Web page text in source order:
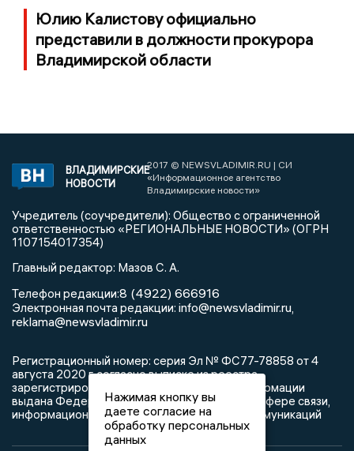
Юлию Калистову официально
представили в должности прокурора
Владимирской области
ВЛАДИМИРСКИЕ
НОВОСТИ
2017 © NEWSVLADIMIR.RU | СИ
«Информационное агентство
Владимирские новости»
Учредитель (соучредители): Общество с ограниченной
ответственностью «РЕГИОНАЛЬНЫЕ НОВОСТИ» (ОГРН
1107154017354)
Главный редактор: Мазов С. А.
Телефон редакции:8 (4922) 666916
Электронная почта редакции: info@newsvladimir.ru,
reklama@newsvladimir.ru
Регистрационный номер: серия Эл № ФС77-78858 от 4
августа 2020 г. согласно выписке из реестра
зарегистрированных средств массовой информации
выдана Федеральной службой по надзору в сфере связи,
информационных технологий и массовых коммуникаций
Нажимая кнопку вы
даете согласие на
обработку персональных
данных